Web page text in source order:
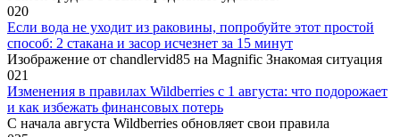
020
Если вода не уходит из раковины, попробуйте этот простой
способ: 2 стакана и засор исчезнет за 15 минут
Изображение от chandlervid85 на Magnific Знакомая ситуация
021
Изменения в правилах Wildberries с 1 августа: что подорожает
и как избежать финансовых потерь
С начала августа Wildberries обновляет свои правила